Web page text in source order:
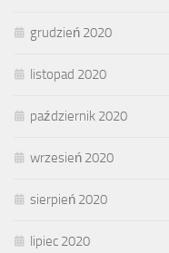
grudzień 2020
listopad 2020
październik 2020
wrzesień 2020
sierpień 2020
lipiec 2020